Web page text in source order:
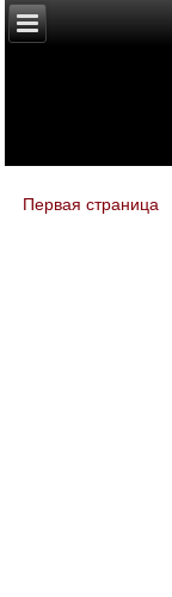
You are here
Первая страница